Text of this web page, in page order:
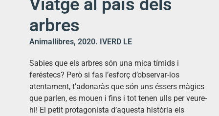
Viatge al país dels
arbres
Animallibres, 2020. IVERD LE
Sabies que els arbres són una mica tímids i
feréstecs? Però si fas l’esforç d’observar-los
atentament, t’adonaràs que són uns éssers màgics
que parlen, es mouen i fins i tot tenen ulls per veure-
hi! El petit protagonista d’aquesta història els